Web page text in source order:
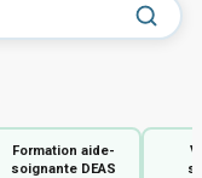
Formation aide-
soignante DEAS